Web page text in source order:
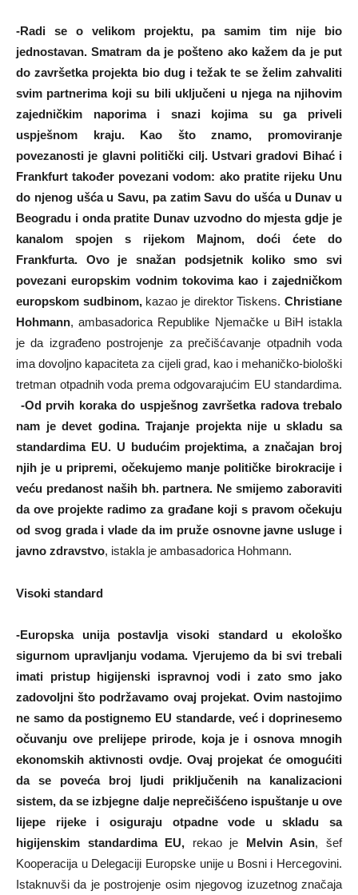
-Radi se o velikom projektu, pa samim tim nije bio
jednostavan. Smatram da je pošteno ako kažem da je put
do završetka projekta bio dug i težak te se želim zahvaliti
svim partnerima koji su bili uključeni u njega na njihovim
zajedničkim naporima i snazi kojima su ga priveli
uspješnom kraju. Kao što znamo, promoviranje
povezanosti je glavni politički cilj. Ustvari gradovi Bihać i
Frankfurt također povezani vodom: ako pratite rijeku Unu
do njenog ušća u Savu, pa zatim Savu do ušća u Dunav u
Beogradu i onda pratite Dunav uzvodno do mjesta gdje je
kanalom spojen s rijekom Majnom, doći ćete do
Frankfurta. Ovo je snažan podsjetnik koliko smo svi
povezani europskim vodnim tokovima kao i zajedničkom
europskom sudbinom,kazao je direktor Tiskens.Christiane
Hohmann, ambasadorica Republike Njemačke u BiH istakla
je da izgrađeno postrojenje za prečišćavanje otpadnih voda
ima dovoljno kapaciteta za cijeli grad, kao i mehaničko-biološki
tretman otpadnih voda prema odgovarajućim EU standardima.
-Od prvih koraka do uspješnog završetka radova trebalo
nam je devet godina. Trajanje projekta nije u skladu sa
standardima EU. U budućim projektima, a značajan broj
njih je u pripremi, očekujemo manje političke birokracije i
veću predanost naših bh. partnera. Ne smijemo zaboraviti
da ove projekte radimo za građane koji s pravom očekuju
od svog grada i vlade da im pruže osnovne javne usluge i
javno zdravstvo, istakla je ambasadorica Hohmann.
Visoki standard
-Europska unija postavlja visoki standard u ekološko
sigurnom upravljanju vodama. Vjerujemo da bi svi trebali
imati pristup higijenski ispravnoj vodi i zato smo jako
zadovoljni što podržavamo ovaj projekat. Ovim nastojimo
ne samo da postignemo EU standarde, već i doprinesemo
očuvanju ove prelijepe prirode, koja je i osnova mnogih
ekonomskih aktivnosti ovdje. Ovaj projekat će omogućiti
da se poveća broj ljudi priključenih na kanalizacioni
sistem, da se izbjegne dalje neprečišćeno ispuštanje u ove
lijepe rijeke i osiguraju otpadne vode u skladu sa
higijenskim standardima EU, rekao je Melvin Asin, šef
Kooperacija u Delegaciji Europske unije u Bosni i Hercegovini.
Istaknuvši da je postrojenje osim njegovog izuzetnog značaja